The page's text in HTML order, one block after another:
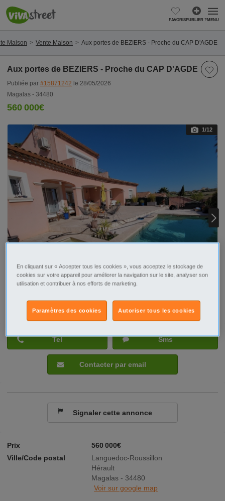
FAVORISPUBLIER ?MENU
Maison Vente Maison Aux portes de BEZIERS - Proche du CAP D'AGDE
Aux portes de BEZIERS - Proche du CAP D'AGDE
Publiée par #15871242 le 28/05/2026
Magalas - 34480
560 000€
1/12
Prix
560 000€
Ville/Code postal
Languedoc-Roussillon
Hérault
Magalas - 34480
Voir sur google map
Tel Sms
Contacter par email
Signaler cette annonce
En cliquant sur « Accepter tous les cookies », vous acceptez le stockage de
cookies sur votre appareil pour améliorer la navigation sur le site, analyser son
utilisation et contribuer à nos efforts de marketing.
Autoriser tous les cookies
Paramètres des cookies